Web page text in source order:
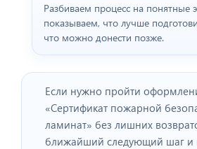
Отзыв от
Разбиваем процесс на понятные
показываем, что лучше
что можно донести позже.
Если нужно пройти
«Сертификат пожарной
ламинат» без лишних
ближайший следующий шаг